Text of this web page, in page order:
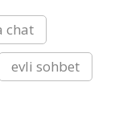
chat
evli sohbet